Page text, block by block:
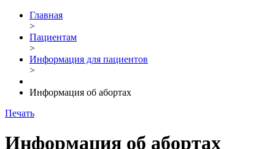
Главная
>
Пациентам
>
Информация для пациентов
>
Информация об абортах
Печать
Информация об абортах